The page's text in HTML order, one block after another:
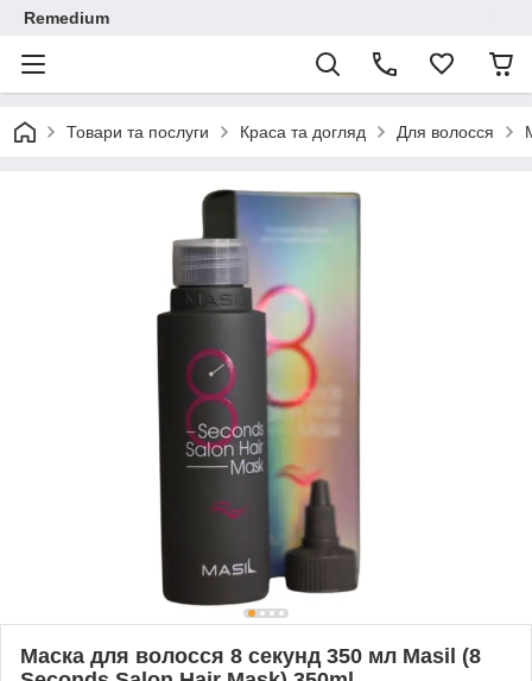
Remedium
Товари та послуги Краса та догляд Для волосся
Маска для волосся 8 секунд 350 мл Masil (8